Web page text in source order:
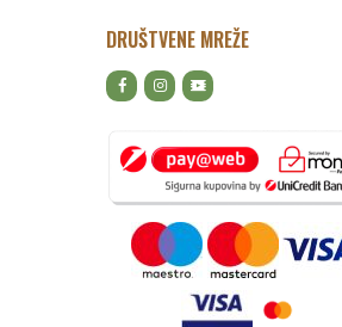
DRUŠTVENE MREŽE